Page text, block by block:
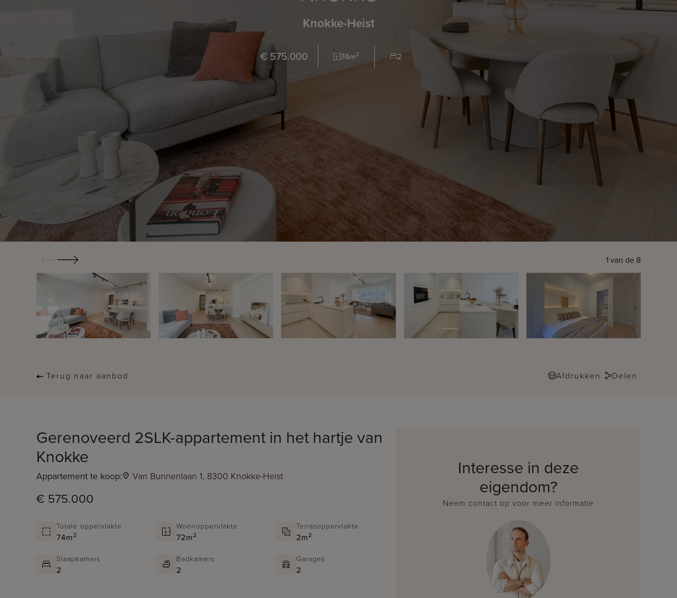
Knokke-Heist
€ 575.000 74m2 2
1 van de 8
Terug naar aanbod Afdrukken Delen
Gerenoveerd 2SLK-appartement in het hartje van
Knokke
Appartement te koop: Van Bunnenlaan 1, 8300 Knokke-Heist
€ 575.000
Totale oppervlakte
74m2
Woonoppervlakte
72m2
Terrasoppervlakte
2m2
Slaapkamers
2
Badkamers
2
Garages
2
Interesse in deze
eigendom?
Neem contact op voor meer informatie